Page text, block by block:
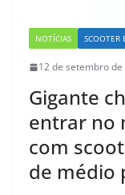
NOTÍCIAS SCOOTER
12 de setembro
Gigante
entrar no
com
de médio